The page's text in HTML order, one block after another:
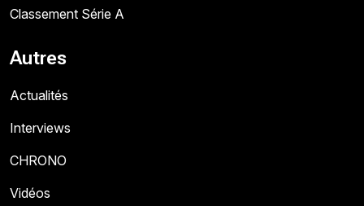
Classement Série A
Autres
Actualités
Interviews
CHRONO
Vidéos